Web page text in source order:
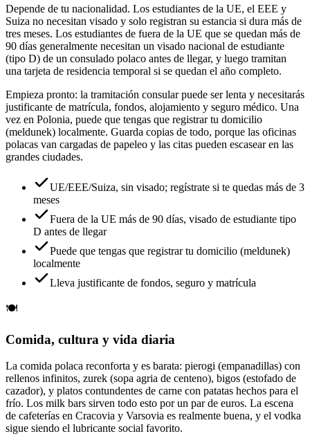
Depende de tu nacionalidad. Los estudiantes de la UE, el EEE y
Suiza no necesitan visado y solo registran su estancia si dura más de
tres meses. Los estudiantes de fuera de la UE que se quedan más de
90 días generalmente necesitan un visado nacional de estudiante
(tipo D) de un consulado polaco antes de llegar, y luego tramitan
una tarjeta de residencia temporal si se quedan el año completo.
Empieza pronto: la tramitación consular puede ser lenta y necesitarás
justificante de matrícula, fondos, alojamiento y seguro médico. Una
vez en Polonia, puede que tengas que registrar tu domicilio
(meldunek) localmente. Guarda copias de todo, porque las oficinas
polacas van cargadas de papeleo y las citas pueden escasear en las
grandes ciudades.
UE/EEE/Suiza, sin visado; regístrate si te quedas más de 3
meses
Fuera de la UE más de 90 días, visado de estudiante tipo
D antes de llegar
Puede que tengas que registrar tu domicilio (meldunek)
localmente
Lleva justificante de fondos, seguro y matrícula
🍽️
Comida, cultura y vida diaria
La comida polaca reconforta y es barata: pierogi (empanadillas) con
rellenos infinitos, zurek (sopa agria de centeno), bigos (estofado de
cazador), y platos contundentes de carne con patatas hechos para el
frío. Los milk bars sirven todo esto por un par de euros. La escena
de cafeterías en Cracovia y Varsovia es realmente buena, y el vodka
sigue siendo el lubricante social favorito.